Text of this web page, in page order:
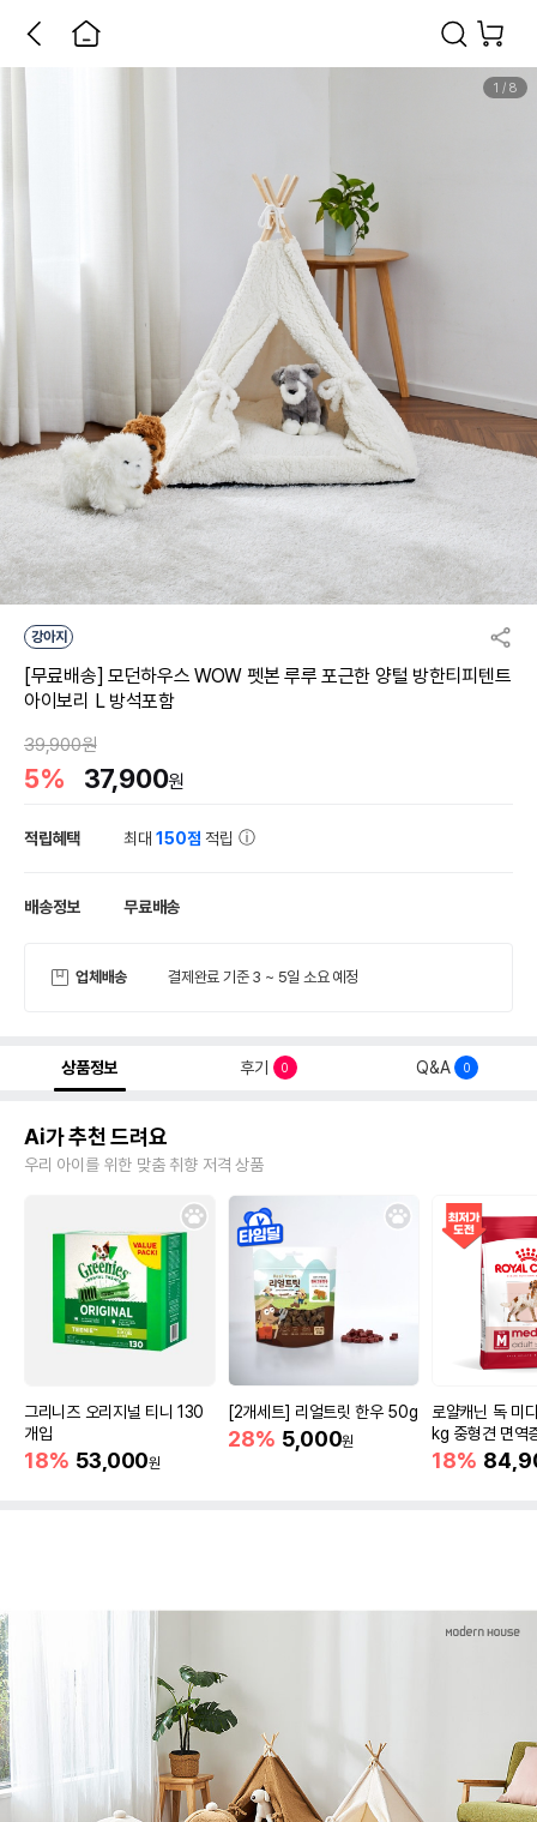
1 / 8
강아지
[무료배송] 모던하우스 WOW 펫본 루루 포근한 양털 방한티피텐트
아이보리 L 방석포함
39,900원
5% 37,900원
적립혜택 최대150점 적립
배송정보 무료배송
업체배송 결제완료 기준 3 ~ 5일 소요 예정
상품정보 후기 0 Q&A 0
Ai가 추천 드려요
우리 아이를 위한 맞춤 취향 저격 상품
그리니즈 오리지널 티니 130
개입
18% 53,000원
[2개세트] 리얼트릿 한우 50g
28% 5,000원
로얄캐닌 독 미
kg 중형견 면역
18%